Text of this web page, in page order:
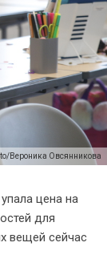
Вероника Овсянникова
цена на
для
вещей сейчас